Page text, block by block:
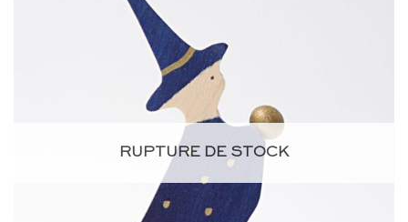
RUPTURE DE STOCK